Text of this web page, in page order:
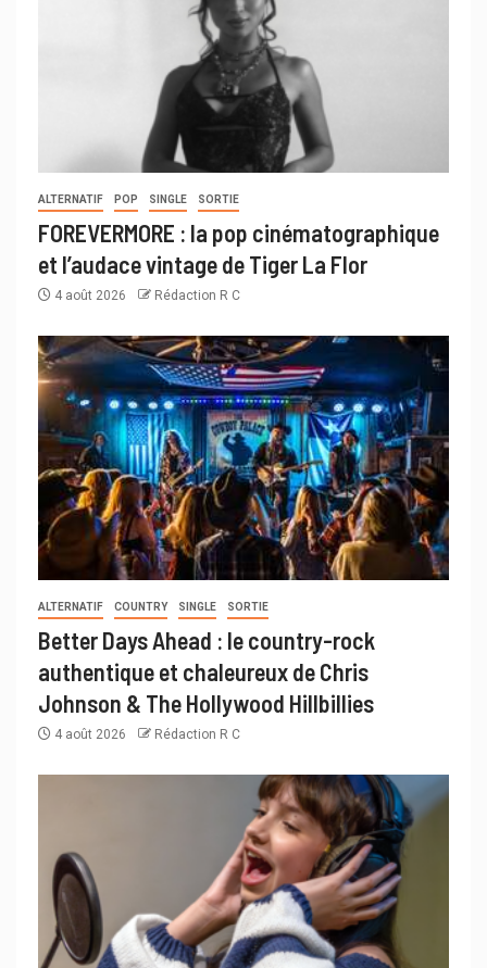
ALTERNATIF POP SINGLE SORTIE
FOREVERMORE : la pop cinématographique
et l’audace vintage de Tiger La Flor
4 août 2026 Rédaction R C
ALTERNATIF COUNTRY SINGLE SORTIE
Better Days Ahead : le country-rock
authentique et chaleureux de Chris
Johnson & The Hollywood Hillbillies
4 août 2026 Rédaction R C